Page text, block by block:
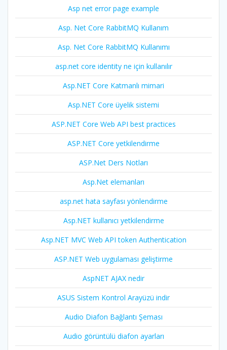
Asp net error page example
Asp. Net Core RabbitMQ Kullanım
Asp. Net Core RabbitMQ Kullanımı
asp.net core identity ne için kullanılır
Asp.NET Core Katmanlı mimari
Asp.NET Core üyelik sistemi
ASP.NET Core Web API best practices
ASP.NET Core yetkilendirme
ASP.Net Ders Notları
Asp.Net elemanları
asp.net hata sayfası yönlendirme
Asp.NET kullanıcı yetkilendirme
Asp.NET MVC Web API token Authentication
ASP.NET Web uygulaması geliştirme
AspNET AJAX nedir
ASUS Sistem Kontrol Arayüzü indir
Audio Diafon Bağlantı Şeması
Audio görüntülü diafon ayarları